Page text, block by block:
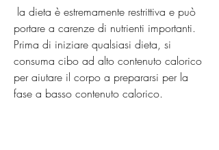
portare a carenze di nutrienti importanti.
Prima di iniziare qualsiasi dieta, si
consuma cibo ad alto contenuto calorico
per aiutare il corpo a prepararsi per la
fase a basso contenuto calorico.